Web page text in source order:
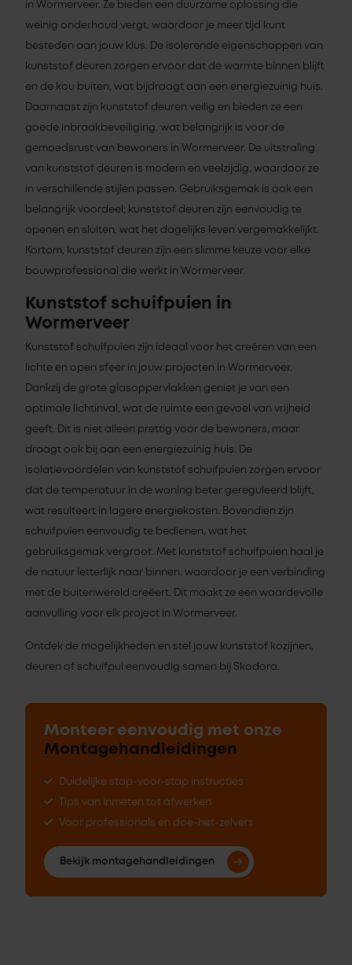
in Wormerveer. Ze bieden een duurzame oplossing die
weinig onderhoud vergt, waardoor je meer tijd kunt
besteden aan jouw klus. De isolerende eigenschappen van
kunststof deuren zorgen ervoor dat de warmte binnen blijft
en de kou buiten, wat bijdraagt aan een energiezuinig huis.
Daarnaast zijn kunststof deuren veilig en bieden ze een
goede inbraakbeveiliging, wat belangrijk is voor de
gemoedsrust van bewoners in Wormerveer. De uitstraling
van kunststof deuren is modern en veelzijdig, waardoor ze
in verschillende stijlen passen. Gebruiksgemak is ook een
belangrijk voordeel; kunststof deuren zijn eenvoudig te
openen en sluiten, wat het dagelijks leven vergemakkelijkt.
Kortom, kunststof deuren zijn een slimme keuze voor elke
bouwprofessional die werkt in Wormerveer.
Kunststof schuifpuien in
Wormerveer
Kunststof schuifpuien zijn ideaal voor het creëren van een
lichte en open sfeer in jouw projecten in Wormerveer.
Dankzij de grote glasoppervlakken geniet je van een
optimale lichtinval, wat de ruimte een gevoel van vrijheid
geeft. Dit is niet alleen prettig voor de bewoners, maar
draagt ook bij aan een energiezuinig huis. De
isolatievoordelen van kunststof schuifpuien zorgen ervoor
dat de temperatuur in de woning beter gereguleerd blijft,
wat resulteert in lagere energiekosten. Bovendien zijn
schuifpuien eenvoudig te bedienen, wat het
gebruiksgemak vergroot. Met kunststof schuifpuien haal je
de natuur letterlijk naar binnen, waardoor je een verbinding
met de buitenwereld creëert. Dit maakt ze een waardevolle
aanvulling voor elk project in Wormerveer.
Ontdek de mogelijkheden en stel jouw kunststof kozijnen,
deuren of schuifpui eenvoudig samen bij Skodora.
Monteer eenvoudig met onze
Montagehandleidingen
Duidelijke stap-voor-stap instructies
Tips van inmeten tot afwerken
Voor professionals en doe-het-zelvers
Bekijk montagehandleidingen